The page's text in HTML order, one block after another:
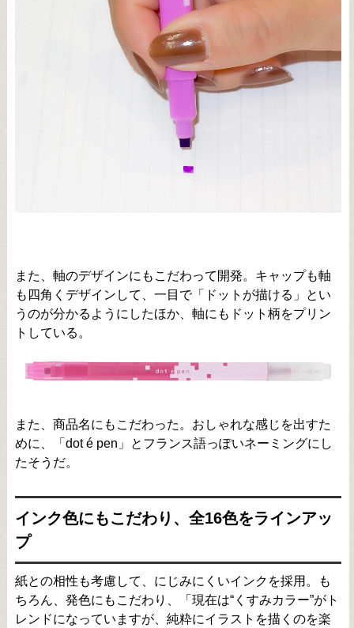
また、軸のデザインにもこだわって開発。キャップも軸
も四角くデザインして、一目で「ドットが描ける」とい
うのが分かるようにしたほか、軸にもドット柄をプリン
トしている。
また、商品名にもこだわった。おしゃれな感じを出すた
めに、「dot é pen」とフランス語っぽいネーミングにし
たそうだ。
インク色にもこだわり、全16色をラインアッ
プ
紙との相性も考慮して、にじみにくいインクを採用。も
ちろん、発色にもこだわり、「現在は“くすみカラー”がト
レンドになっていますが、純粋にイラストを描くのを楽